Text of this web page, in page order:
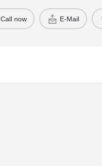
Call now E-Mail